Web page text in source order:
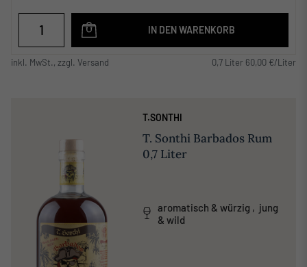
IN DEN WARENKORB
inkl. MwSt., zzgl. Versand 0,7 Liter 60,00 €/Liter
T.SONTHI
T. Sonthi Barbados Rum
0,7 Liter
aromatisch & würzig , jung
& wild